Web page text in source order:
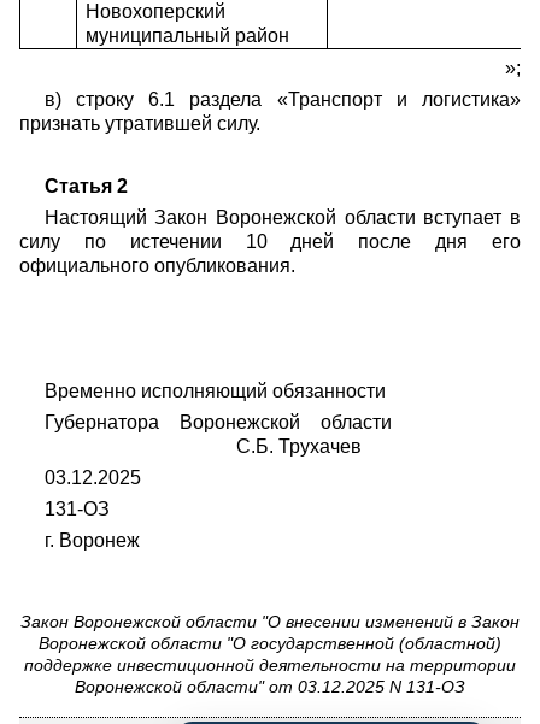
Новохоперский
муниципальный район
»;
в) строку 6.1 раздела «Транспорт и логистика»
признать утратившей силу.
Статья 2
Настоящий Закон Воронежской области вступает в
силу по истечении 10 дней после дня его
официального опубликования.
Временно исполняющий обязанности
Губернатора Воронежской области
С.Б. Трухачев
03.12.2025
131-ОЗ
г. Воронеж
Закон Воронежской области "О внесении изменений в Закон
Воронежской области "О государственной (областной)
поддержке инвестиционной деятельности на территории
Воронежской области" от 03.12.2025 N 131-ОЗ